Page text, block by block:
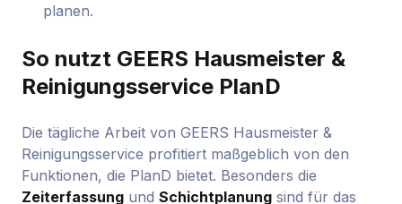
planen.
So nutzt GEERS Hausmeister &
Reinigungsservice PlanD
Die tägliche Arbeit von GEERS Hausmeister &
Reinigungsservice profitiert maßgeblich von den
Funktionen, die PlanD bietet. Besonders die
Zeiterfassung und Schichtplanung sind für das